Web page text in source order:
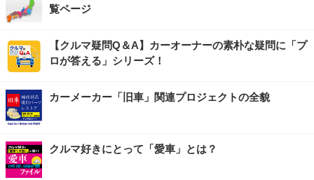
覧ページ
【クルマ疑問Q＆A】カーオーナーの素朴な疑問に「プ
ロが答える」シリーズ！
カーメーカー「旧車」関連プロジェクトの全貌
クルマ好きにとって「愛車」とは？